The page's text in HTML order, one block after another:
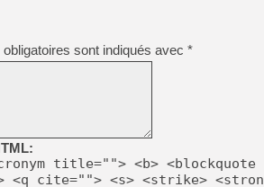
[GK] Beast of
[GK] Ubisoft : fin de partie
[GK] Mémoire cash -
[GK] Dan Houser (GTA)
[GK] Comment EA Sports
[GK] Crimson Moon : un
[GK] Isle of Reveries : le
[GK] Moonlighter 2 : The
[GK] Capcom relance
sont indiqués avec *
title=""> <b> <blockquote
<q cite=""> <s> <strike>